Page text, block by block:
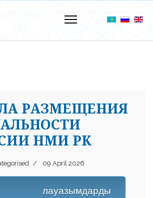
РАЗМЕЩЕНИЯ
НМИ РК
09 April 2026